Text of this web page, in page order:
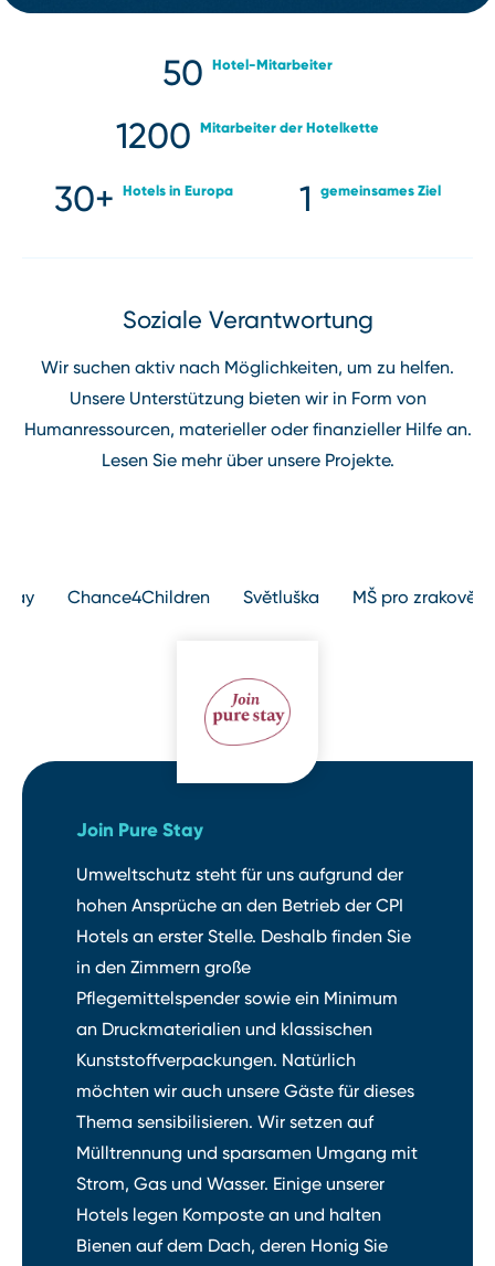
50 Hotel⁠⁠-⁠⁠Mitarbeiter
1200 Mitarbeiter der Hotelkette
30+ Hotels in Europa 1 gemeinsames Ziel
Soziale Verantwortung
Wir suchen aktiv nach Möglichkeiten, um zu helfen.
Unsere Unterstützung bieten wir in Form von
Humanressourcen, materieller oder finanzieller Hilfe an.
Lesen Sie mehr über unsere Projekte.
Chance4Children Světluška MŠ pro zrakově
Join Pure Stay
Umweltschutz steht für uns aufgrund der
hohen Ansprüche an den Betrieb der CPI
Hotels an erster Stelle. Deshalb finden Sie
in den Zimmern große
Pflegemittelspender sowie ein Minimum
an Druckmaterialien und klassischen
Kunststoffverpackungen. Natürlich
möchten wir auch unsere Gäste für dieses
Thema sensibilisieren. Wir setzen auf
Mülltrennung und sparsamen Umgang mit
Strom, Gas und Wasser. Einige unserer
Hotels legen Komposte an und halten
Bienen auf dem Dach, deren Honig Sie